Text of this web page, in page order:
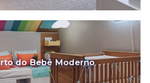
do Bebê Moderno